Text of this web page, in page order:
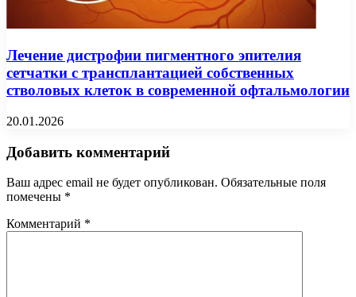
Лечение дистрофии пигментного эпителия
сетчатки с трансплантацией собственных
стволовых клеток в современной офтальмологии
20.01.2026
Добавить комментарий
Ваш адрес email не будет опубликован. Обязательные поля
помечены *
Комментарий *